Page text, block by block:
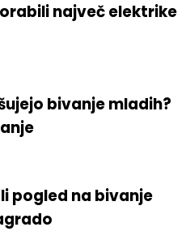
največ elektrike
bivanje mladih?
pogled na bivanje